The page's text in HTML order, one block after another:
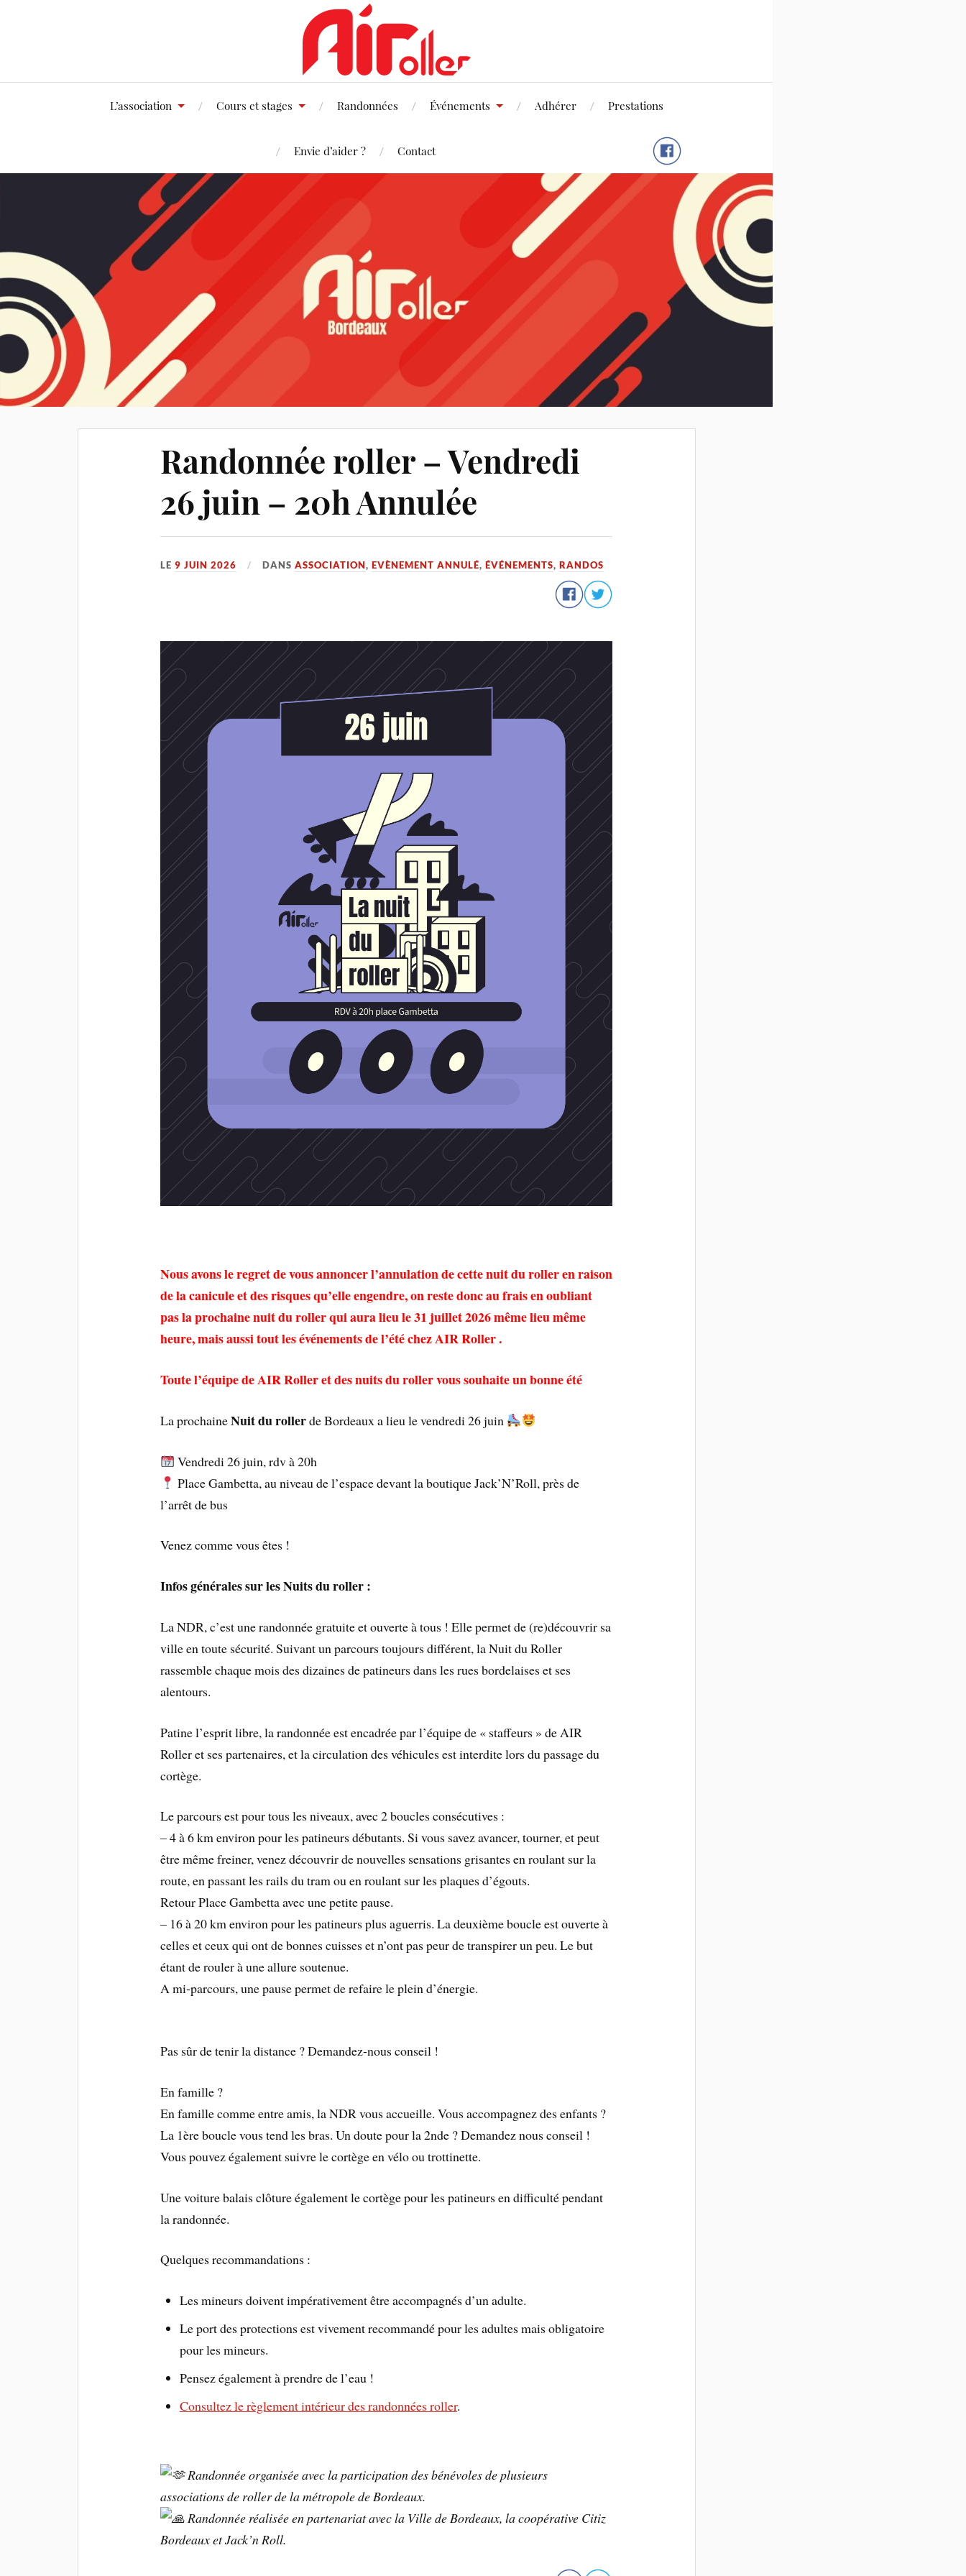
L’association Cours et stages Randonnées Événements Adhérer Prestations
Envie d’aider ? Contact
FB
Randonnée roller – Vendredi
26 juin – 20h Annulée
LE9 JUIN 2026 DANSASSOCIATION,EVÈNEMENT ANNULÉ,ÉVÉNEMENTS,RANDOS
Nous avons le regret de vous annoncer l’annulation de cette nuit du roller en raison
de la canicule et des risques qu’elle engendre, on reste donc au frais en oubliant
pas la prochaine nuit du roller qui aura lieu le 31 juillet 2026 même lieu même
heure, mais aussi tout les événements de l’été chez AIR Roller .
Toute l’équipe de AIR Roller et des nuits du roller vous souhaite un bonne été
La prochaineNuit du rollerde Bordeaux a lieu le vendredi 26 juin
Vendredi 26 juin, rdv à 20h
Place Gambetta, au niveau de l’espace devant la boutique Jack’N’Roll, près de
l’arrêt de bus
Venez comme vous êtes !
Infos générales sur les Nuits du roller :
La NDR, c’est une randonnée gratuite et ouverte à tous ! Elle permet de (re)découvrir sa
ville en toute sécurité. Suivant un parcours toujours différent, la Nuit du Roller
rassemble chaque mois des dizaines de patineurs dans les rues bordelaises et ses
alentours.
Patine l’esprit libre, la randonnée est encadrée par l’équipe de « staffeurs » de AIR
Roller et ses partenaires, et la circulation des véhicules est interdite lors du passage du
cortège.
Le parcours est pour tous les niveaux, avec 2 boucles consécutives :
– 4 à 6 km environ pour les patineurs débutants. Si vous savez avancer, tourner, et peut
être même freiner, venez découvrir de nouvelles sensations grisantes en roulant sur la
route, en passant les rails du tram ou en roulant sur les plaques d’égouts.
Retour Place Gambetta avec une petite pause.
– 16 à 20 km environ pour les patineurs plus aguerris. La deuxième boucle est ouverte à
celles et ceux qui ont de bonnes cuisses et n’ont pas peur de transpirer un peu. Le but
étant de rouler à une allure soutenue.
A mi-parcours, une pause permet de refaire le plein d’énergie.
Pas sûr de tenir la distance ? Demandez-nous conseil !
En famille ?
En famille comme entre amis, la NDR vous accueille. Vous accompagnez des enfants ?
La 1ère boucle vous tend les bras. Un doute pour la 2nde ? Demandez nous conseil !
Vous pouvez également suivre le cortège en vélo ou trottinette.
Une voiture balais clôture également le cortège pour les patineurs en difficulté pendant
la randonnée.
Quelques recommandations :
Les mineurs doivent impérativement être accompagnés d’un adulte.
Le port des protections est vivement recommandé pour les adultes mais obligatoire
pour les mineurs.
Pensez également à prendre de l’eau !
Consultez le règlement intérieur des randonnées roller.
Randonnée organisée avec la participation des bénévoles de plusieurs
associations de roller de la métropole de Bordeaux.
Randonnée réalisée en partenariat avec la Ville de Bordeaux, la coopérative Citiz
Bordeaux et Jack’n Roll.